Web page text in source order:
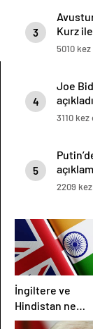
3
Kurz
5010
4
Joe
3110 kez
5
2209
İngiltere ve
Hindistan ne
üzerine anlaştı?